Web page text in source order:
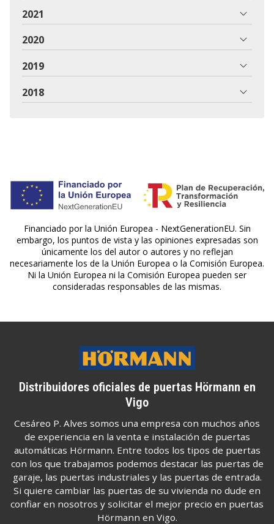
2021
2020
2019
2018
Financiado por la Unión Europea - NextGenerationEU. Sin
embargo, los puntos de vista y las opiniones expresadas son
únicamente los del autor o autores y no reflejan
necesariamente los de la Unión Europea o la Comisión Europea.
Ni la Unión Europea ni la Comisión Europea pueden ser
consideradas responsables de las mismas.
Distribuidores oficiales de puertas Hörmann en
Vigo
Cesáreo P. Alves somos una empresa con muchos años
de experiencia en la venta e instalación de puertas
automáticas Hörmann. Entre todos los tipos de puertas
con los que trabajamos podemos destacar las puertas de
garaje, las puertas industriales y las puertas de entrada.
Si quiere cambiar las puertas de su vivienda no dude en
confiar en nosotros y solicitar el mejor precio en puertas
Hörmann en Vigo.